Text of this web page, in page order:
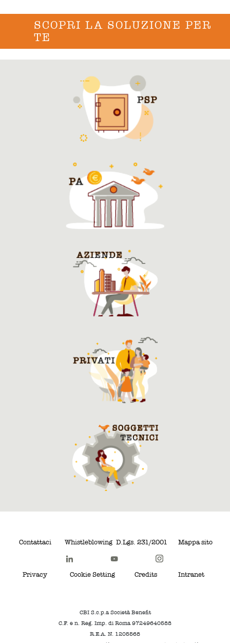
SCOPRI LA SOLUZIONE PER
TE
Contattaci Whistleblowing D.Lgs. 231/2001 Mappa sito
Privacy Cookie Setting Credits Intranet
CBI S.c.p.a Società Benefit
C.F. e n. Reg. Imp. di Roma 97249640588
R.E.A. N. 1205568